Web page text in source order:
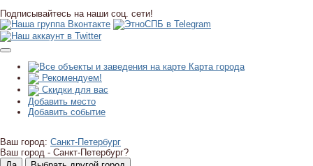
Подписывайтесь на наши соц. сети!
Карта города
Рекомендуем!
Скидки для вас
Добавить место
Добавить событие
Ваш город: Санкт-Петербург
Ваш город - Санкт-Петербург?